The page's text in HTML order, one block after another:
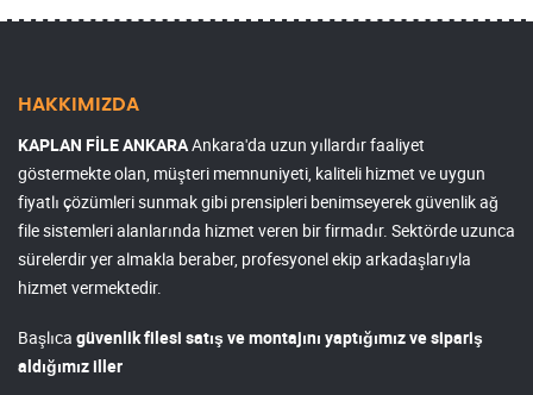
HAKKIMIZDA
KAPLAN FİLE ANKARAAnkara'da uzun yıllardır faaliyet
göstermekte olan, müşteri memnuniyeti, kaliteli hizmet ve uygun
fiyatlı çözümleri sunmak gibi prensipleri benimseyerek güvenlik ağ
file sistemleri alanlarında hizmet veren bir firmadır. Sektörde uzunca
sürelerdir yer almakla beraber, profesyonel ekip arkadaşlarıyla
hizmet vermektedir.
Başlıca güvenlik filesi satış ve montajını yaptığımız ve sipariş
aldığımız iller